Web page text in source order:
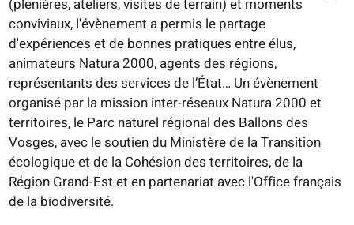
(plénières, ateliers, visites de terrain) et moments
conviviaux, l'évènement a permis le partage
d'expériences et de bonnes pratiques entre élus,
animateurs Natura 2000, agents des régions,
représentants des services de l’État… Un évènement
organisé par la mission inter-réseaux Natura 2000 et
territoires, le Parc naturel régional des Ballons des
Vosges, avec le soutien du Ministère de la Transition
écologique et de la Cohésion des territoires, de la
Région Grand-Est et en partenariat avec l'Office français
de la biodiversité.